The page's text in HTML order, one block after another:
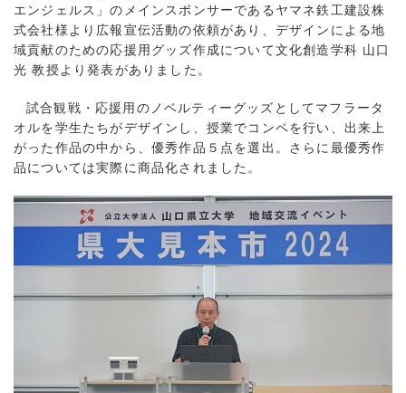
エンジェルス」のメインスポンサーであるヤマネ鉄工建設株
式会社様より広報宣伝活動の依頼があり、デザインによる地
域貢献のための応援用グッズ作成について文化創造学科 山口
光 教授より発表がありました。
試合観戦・応援用のノベルティーグッズとしてマフラータ
オルを学生たちがデザインし、授業でコンペを行い、出来上
がった作品の中から、優秀作品５点を選出。さらに最優秀作
品については実際に商品化されました。